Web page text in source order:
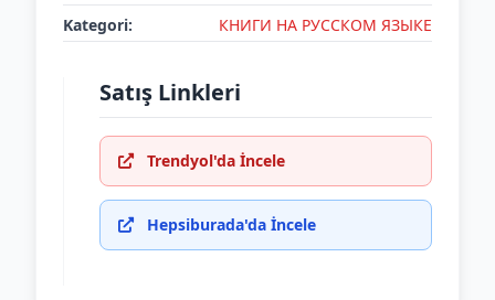
Kategori:
КНИГИ НА РУССКОМ ЯЗЫКЕ
Satış Linkleri
Trendyol'da İncele
Hepsiburada'da İncele